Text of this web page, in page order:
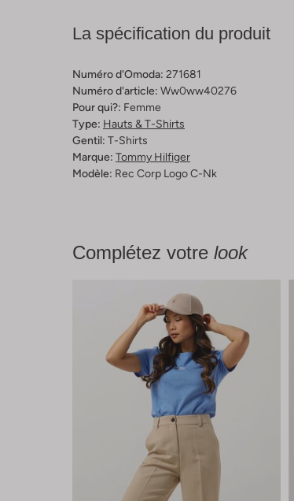
La spécification du produit
Numéro d'Omoda: 271681
Numéro d'article: Ww0ww40276
Pour qui?: Femme
Type: Hauts & T-Shirts
Gentil: T-Shirts
Marque: Tommy Hilfiger
Modèle: Rec Corp Logo C-Nk
Complétez votre look